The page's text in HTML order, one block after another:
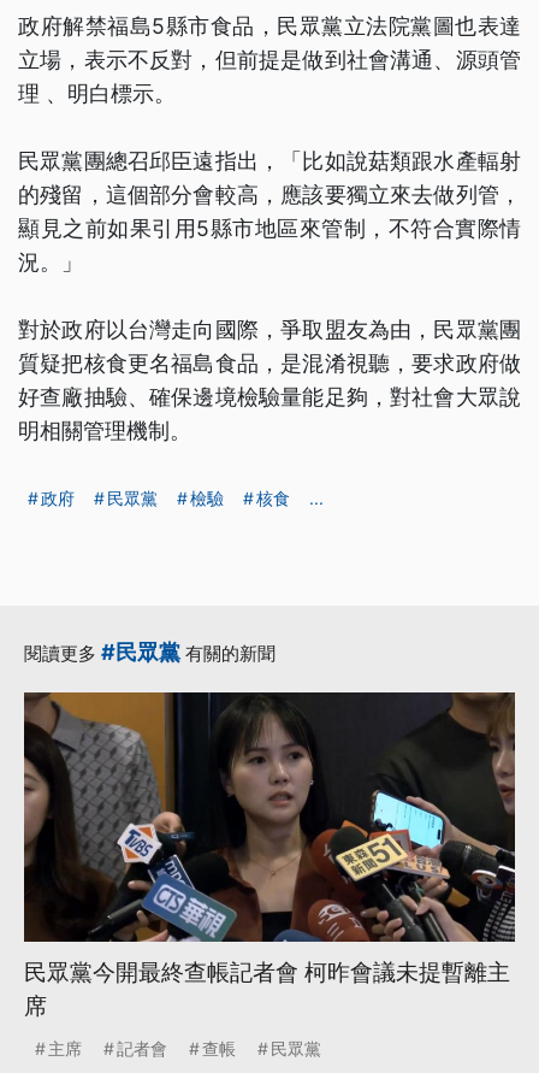
政府解禁福島5縣市食品，民眾黨立法院黨圖也表達
立場，表示不反對，但前提是做到社會溝通、源頭管
理 、明白標示。
民眾黨團總召邱臣遠指出，「比如說菇類跟水產輻射
的殘留，這個部分會較高，應該要獨立來去做列管，
顯見之前如果引用5縣市地區來管制，不符合實際情
況。」
對於政府以台灣走向國際，爭取盟友為由，民眾黨團
質疑把核食更名福島食品，是混淆視聽，要求政府做
好查廠抽驗、確保邊境檢驗量能足夠，對社會大眾說
明相關管理機制。
政府 民眾黨 檢驗 核食 ...
閱讀更多 #民眾黨 有關的新聞
民眾黨今開最終查帳記者會 柯昨會議未提暫離主
席
主席 記者會 查帳 民眾黨